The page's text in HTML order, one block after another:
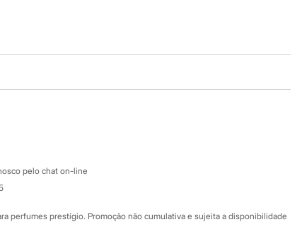
Atendimento
Fale conosco
pelo chat on-line
perfumes prestígio. Promoção não cumulativa e sujeita a disponibilidade